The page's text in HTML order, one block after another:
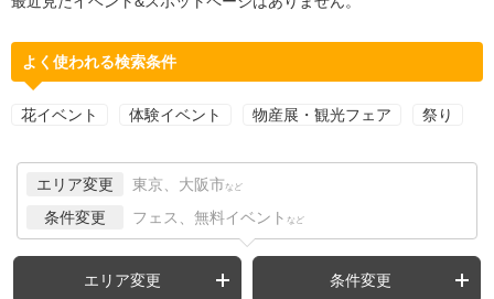
よく使われる検索条件
花イベント 体験イベント 物産展・観光フェア 祭り
エリア変更 東京、大阪市 など
条件変更 フェス、無料イベント など
エリア変更 条件変更